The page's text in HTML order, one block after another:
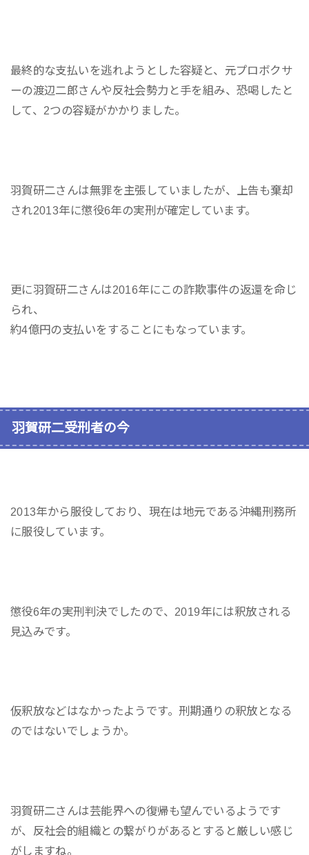
最終的な支払いを逃れようとした容疑と、元プロボクサ
ーの渡辺二郎さんや反社会勢力と手を組み、恐喝したと
して、2つの容疑がかかりました。
羽賀研二さんは無罪を主張していましたが、上告も棄却
され2013年に懲役6年の実刑が確定しています。
更に羽賀研二さんは2016年にこの詐欺事件の返還を命じ
られ、
約4億円の支払いをすることにもなっています。
羽賀研二受刑者の今
2013年から服役しており、現在は地元である沖縄刑務所
に服役しています。
懲役6年の実刑判決でしたので、2019年には釈放される
見込みです。
仮釈放などはなかったようです。刑期通りの釈放となる
のではないでしょうか。
羽賀研二さんは芸能界への復帰も望んでいるようです
が、反社会的組織との繋がりがあるとすると厳しい感じ
がしますね。